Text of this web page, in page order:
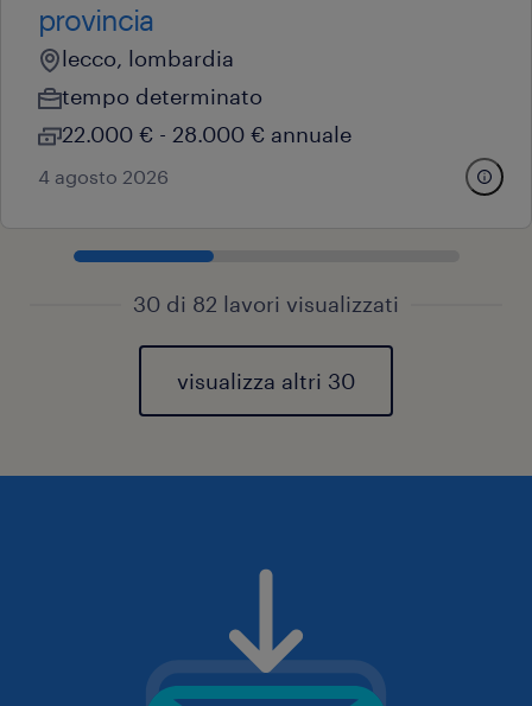
provincia
lecco, lombardia
tempo determinato
22.000 € - 28.000 € annuale
4 agosto 2026
30 di 82 lavori visualizzati
visualizza altri 30